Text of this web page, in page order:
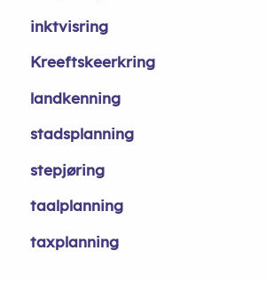
inktvisring
Kreeftskeerkring
landkenning
stadsplanning
stepjøring
taalplanning
taxplanning